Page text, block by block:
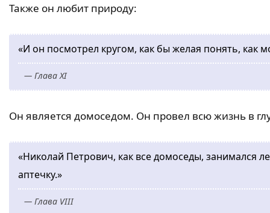
Также он любит природу:
«И он посмотрел кругом, как бы желая понять, как
— Глава XI
Он является домоседом. Он провел всю жизнь в
«Николай Петрович, как все домоседы, занимался
аптечку.»
— Глава VIII